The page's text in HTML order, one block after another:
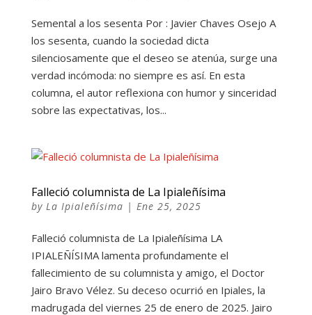
Semental a los sesenta Por : Javier Chaves Osejo A
los sesenta, cuando la sociedad dicta
silenciosamente que el deseo se atenúa, surge una
verdad incómoda: no siempre es así. En esta
columna, el autor reflexiona con humor y sinceridad
sobre las expectativas, los...
Falleció columnista de La Ipialeñísima
by La Ipialeñísima | Ene 25, 2025
Falleció columnista de La Ipialeñísima LA
IPIALEÑÍSIMA lamenta profundamente el
fallecimiento de su columnista y amigo, el Doctor
Jairo Bravo Vélez. Su deceso ocurrió en Ipiales, la
madrugada del viernes 25 de enero de 2025. Jairo